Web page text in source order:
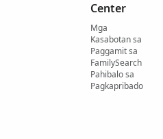
Center
Mga
Kasabotan sa
Paggamit sa
FamilySearch
Pahibalo sa
Pagkapribado